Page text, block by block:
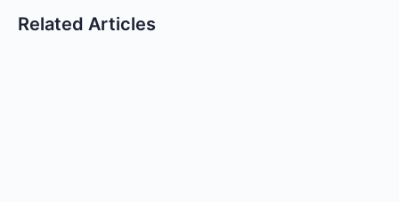
Related Articles